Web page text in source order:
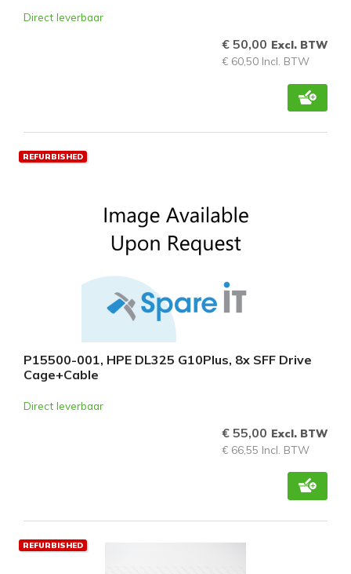
Direct leverbaar
€ 50,00 Excl. BTW
€ 60,50 Incl. BTW
REFURBISHED
P15500-001, HPE DL325 G10Plus, 8x SFF Drive
Cage+Cable
Direct leverbaar
€ 55,00 Excl. BTW
€ 66,55 Incl. BTW
REFURBISHED